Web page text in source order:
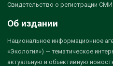
Свидетельство о регистрации
Об издании
Национальное информационное
«Экология») — тематическое
актуальную и объективную